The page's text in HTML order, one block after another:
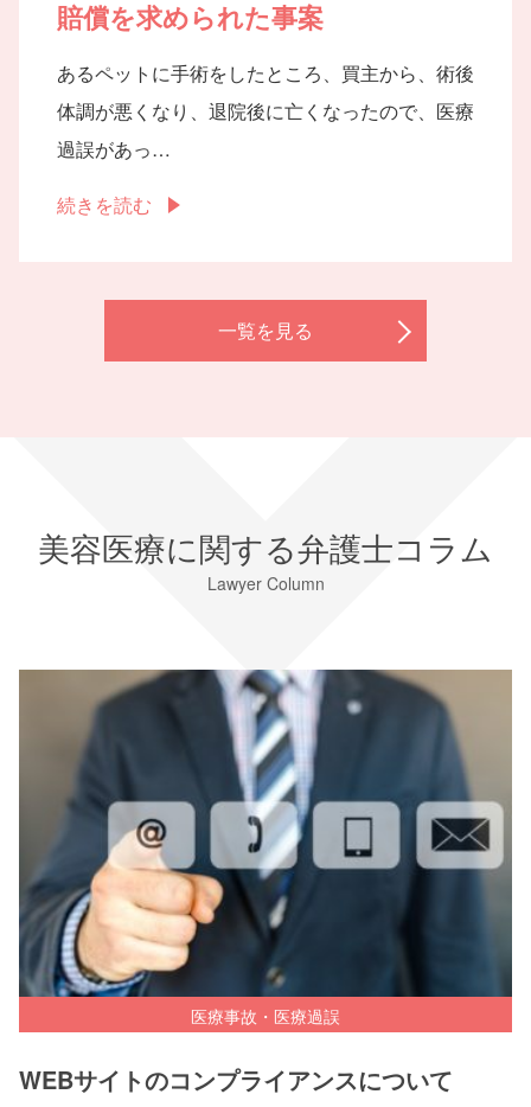
賠償を求められた事案
あるペットに手術をしたところ、買主から、術後
体調が悪くなり、退院後に亡くなったので、医療
過誤があっ…
続きを読む
一覧を見る
美容医療に関する弁護士コラム
Lawyer Column
医療事故・医療過誤
WEBサイトのコンプライアンスについて